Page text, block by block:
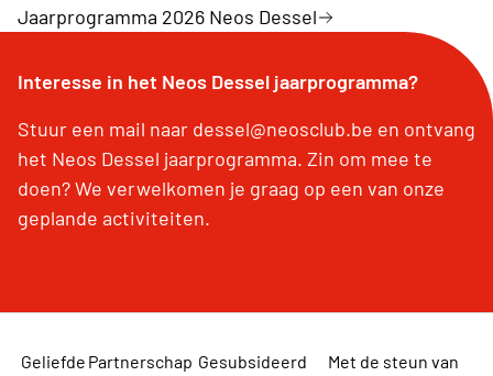
Jaarprogramma 2026 Neos Dessel
Interesse in het Neos Dessel jaarprogramma?
Stuur een mail naar dessel@neosclub.be en ontvang
het Neos Dessel jaarprogramma. Zin om mee te
doen? We verwelkomen je graag op een van onze
geplande activiteiten.
Geliefde Partnerschap Gesubsideerd
Met de steun van